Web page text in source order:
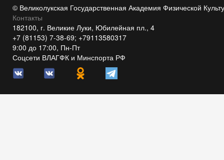
© Великолукская Государственная Академия Физической
Контакты
182100, г. Великие Луки, Юбилейная пл., 4
+7 (81153) 7-38-69; +79113580317
9:00 до 17:00, Пн-Пт
Соцсети ВЛАГФК и Минспорта РФ